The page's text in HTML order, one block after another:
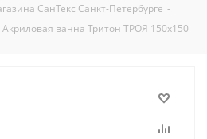
СанТекс Санкт-Петербурге -
Акриловая ванна Тритон ТРОЯ 150x150